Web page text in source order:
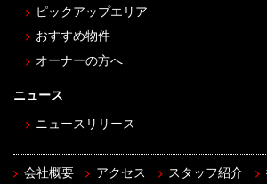
ピックアップエリア
おすすめ物件
オーナーの方へ
ニュース
ニュースリリース
会社概要 アクセス スタッフ紹介